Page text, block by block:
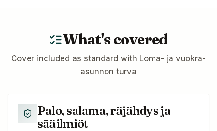
What's covered
Cover included as standard with Loma- ja vuokra-
asunnon turva
Palo, salama, räjähdys ja
sääilmiöt